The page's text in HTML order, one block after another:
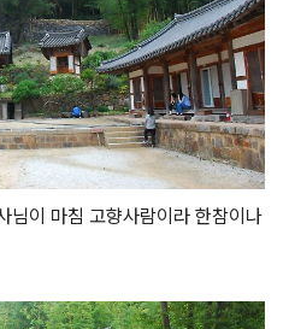
님이 마침 고향사람이라 한참이나